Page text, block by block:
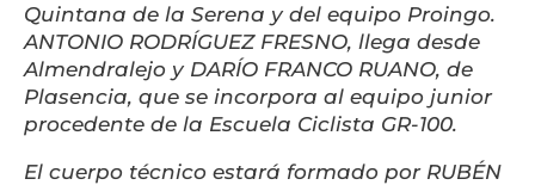
Quintana de la Serena y del equipo Proingo.
ANTONIO RODRÍGUEZ FRESNO, llega desde
Almendralejo y DARÍO FRANCO RUANO, de
Plasencia, que se incorpora al equipo junior
procedente de la Escuela Ciclista GR-100.
El cuerpo técnico estará formado por RUBÉN